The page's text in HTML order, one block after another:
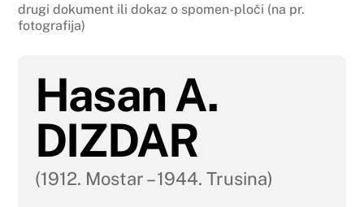
drugi dokument ili dokaz o spomen-ploči (na pr.
fotografija)
Hasan A.
DIZDAR
(1912. Mostar – 1944. Trusina)